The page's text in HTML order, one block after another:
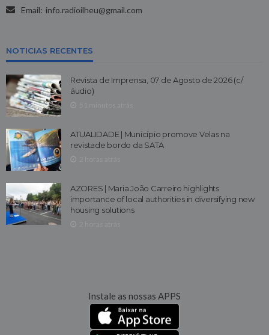
Email: info.radioilheu@gmail.com
NOTICIAS RECENTES
Revista de Imprensa, 07 de Agosto de 2026 (c/
áudio)
ATUALIDADE | Município promove Velas na
revistade bordo da SATA
AZORES | Maria João Carreiro highlights
importance of local authorities in diversifying new
housing solutions
Instale as nossas APPS